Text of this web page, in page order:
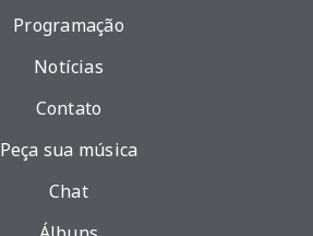
Programação
Notícias
Contato
Peça sua música
Chat